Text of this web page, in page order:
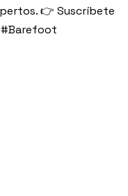
👉 Suscríbete
#Barefoot